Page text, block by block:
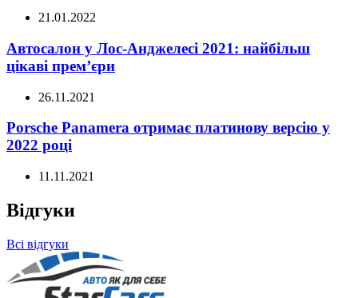
21.01.2022
Автосалон у Лос-Анджелесі 2021: найбільш
цікаві прем’єри
26.11.2021
Porsche Panamera отримає платинову версію у
2022 році
11.11.2021
Відгуки
Всі відгуки